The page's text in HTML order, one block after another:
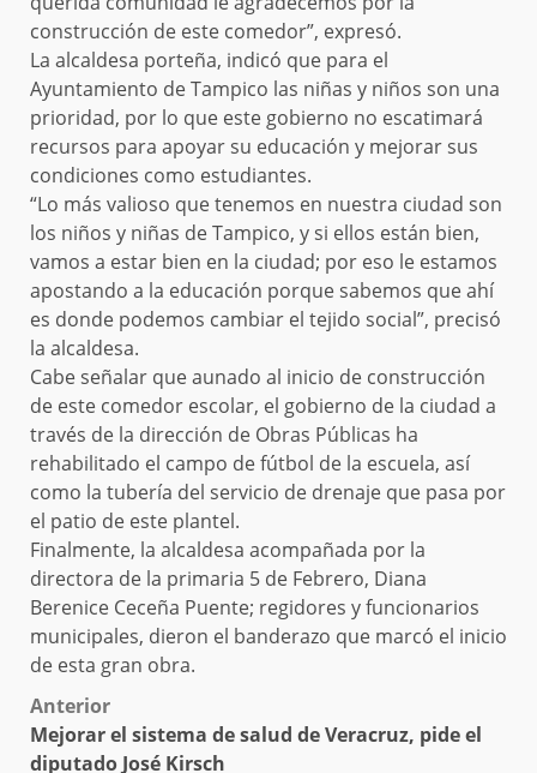
construcción de este comedor”, expresó.
La alcaldesa porteña, indicó que para el
Ayuntamiento de Tampico las niñas y niños son una
prioridad, por lo que este gobierno no escatimará
recursos para apoyar su educación y mejorar sus
condiciones como estudiantes.
“Lo más valioso que tenemos en nuestra ciudad son
los niños y niñas de Tampico, y si ellos están bien,
vamos a estar bien en la ciudad; por eso le estamos
apostando a la educación porque sabemos que ahí
es donde podemos cambiar el tejido social”, precisó
la alcaldesa.
Cabe señalar que aunado al inicio de construcción
de este comedor escolar, el gobierno de la ciudad a
través de la dirección de Obras Públicas ha
rehabilitado el campo de fútbol de la escuela, así
como la tubería del servicio de drenaje que pasa por
el patio de este plantel.
Finalmente, la alcaldesa acompañada por la
directora de la primaria 5 de Febrero, Diana
Berenice Ceceña Puente; regidores y funcionarios
municipales, dieron el banderazo que marcó el inicio
de esta gran obra.
Post
navigation
Anterior
Mejorar el sistema de salud de Veracruz, pide el
diputado José Kirsch